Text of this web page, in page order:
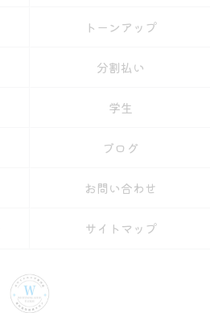
トーンアップ
分割払い
学生
ブログ
お問い合わせ
サイトマップ